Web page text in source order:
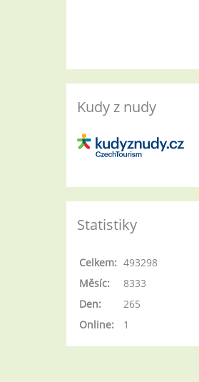
Kudy z nudy
Statistiky
Online: 1
Celkem: 493298
Měsíc:
8333
Den:
265